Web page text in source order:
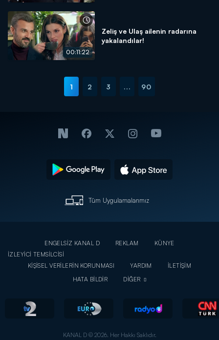
00:11:22
Zeliş ve Ulaş ailenin radarına
yakalandılar!
1 2 3 ... 90
Tüm Uygulamalarımız
ENGELSİZ KANAL D REKLAM
KÜNYE
İZLEYİCİ TEMSİLCİSİ
KİŞİSEL VERİLERİN KORUNMASI
YARDIM
İLETİŞİM
HATA BİLDİR
DİĞER
KANAL D © 2026. Her Hakkı Saklıdır.